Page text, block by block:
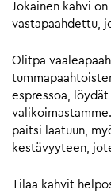
Jokainen kahvi
vastapaahdettu,
Olitpa
espressoa,
paitsi laatuun,
kestävyyteen,
Tilaa kahvit